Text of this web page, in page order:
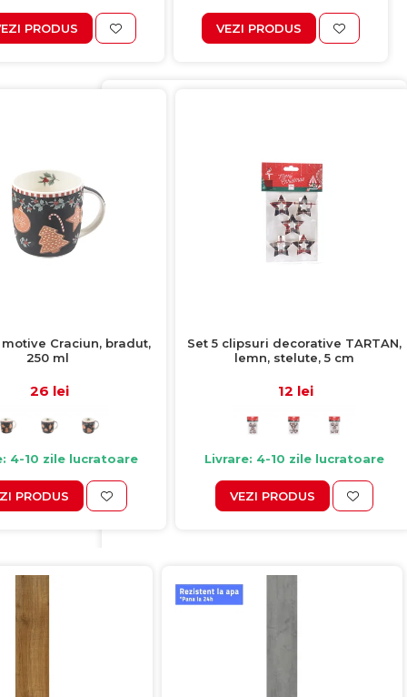
PRODUS VEZI PRODUS
Craciun, bradut,
250 ml
26 lei
4-10 zile lucratoare
PRODUS
Set 5 clipsuri decorative TARTAN,
lemn, stelute, 5 cm
12 lei
Livrare: 4-10 zile lucratoare
VEZI PRODUS